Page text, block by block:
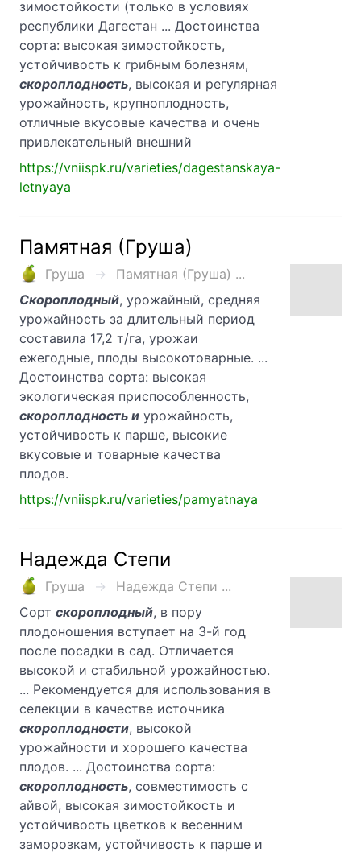
зимостойкости (только в условиях
республики Дагестан ... Достоинства
сорта: высокая зимостойкость,
устойчивость к грибным болезням,
скороплодность, высокая и регулярная
урожайность, крупноплодность,
отличные вкусовые качества и очень
привлекательный внешний
https://vniispk.ru/varieties/dagestanskaya-
letnyaya
Памятная (Груша)
Груша
Памятная (Груша) ...
Скороплодный, урожайный, средняя
урожайность за длительный период
составила 17,2 т/га, урожаи
ежегодные, плоды высокотоварные. ...
Достоинства сорта: высокая
экологическая приспособленность,
скороплодность и урожайность,
устойчивость к парше, высокие
вкусовые и товарные качества
плодов.
https://vniispk.ru/varieties/pamyatnaya
Надежда Степи
Груша
Надежда Степи ...
Сорт скороплодный, в пору
плодоношения вступает на 3-й год
после посадки в сад. Отличается
высокой и стабильной урожайностью.
... Рекомендуется для использования в
селекции в качестве источника
скороплодности, высокой
урожайности и хорошего качества
плодов. ... Достоинства сорта:
скороплодность, совместимость с
айвой, высокая зимостойкость и
устойчивость цветков к весенним
заморозкам, устойчивость к парше и